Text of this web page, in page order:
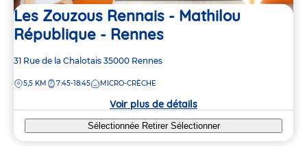
Les Zouzous Rennais - Mathilou
République - Rennes
Adresse
la
31 Rue de la Chalotais 35000 Rennes
DISTANCE
5,5 KM 7:45-18:45 MICRO-CRÈCHE
Voir plus de détails
Sélectionnée Retirer Sélectionner